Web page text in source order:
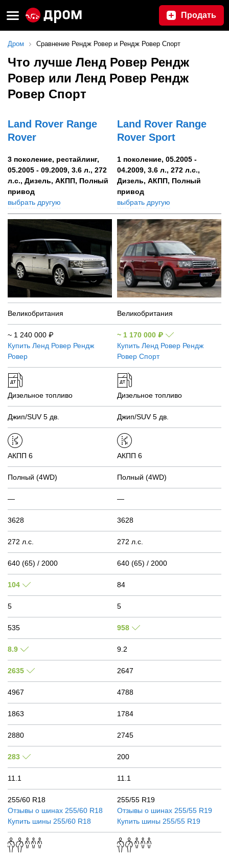
Продать
Дром Сравнение Рендж Ровер и Рендж Ровер Спорт
Что лучше Ленд Ровер Рендж
Ровер или Ленд Ровер Рендж
Ровер Спорт
Land Rover Range
Rover
Land Rover Range
Rover Sport
3 поколение, рестайлинг,
05.2005 - 09.2009, 3.6 л., 272
л.с., Дизель, АКПП, Полный
привод
выбрать другую
1 поколение, 05.2005 -
04.2009, 3.6 л., 272 л.с.,
Дизель, АКПП, Полный
привод
выбрать другую
Великобритания Великобритания
~ 1 240 000 ₽
Купить Ленд Ровер Рендж
Ровер
~ 1 170 000 ₽
Купить Ленд Ровер Рендж
Ровер Спорт
Дизельное топливо Дизельное топливо
Джип/SUV 5 дв. Джип/SUV 5 дв.
АКПП 6 АКПП 6
Полный (4WD) Полный (4WD)
— —
3628 3628
272 л.с. 272 л.с.
640 (65) / 2000 640 (65) / 2000
104 84
5 5
535 958
8.9 9.2
2635 2647
4967 4788
1863 1784
2880 2745
283 200
11.1 11.1
255/60 R18
Отзывы о шинах 255/60 R18
Купить шины 255/60 R18
255/55 R19
Отзывы о шинах 255/55 R19
Купить шины 255/55 R19